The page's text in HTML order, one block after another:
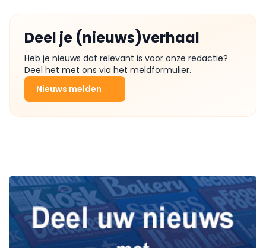
Deel je (nieuws)verhaal
Heb je nieuws dat relevant is voor onze redactie?
Deel het met ons via het meldformulier.
Nieuws melden